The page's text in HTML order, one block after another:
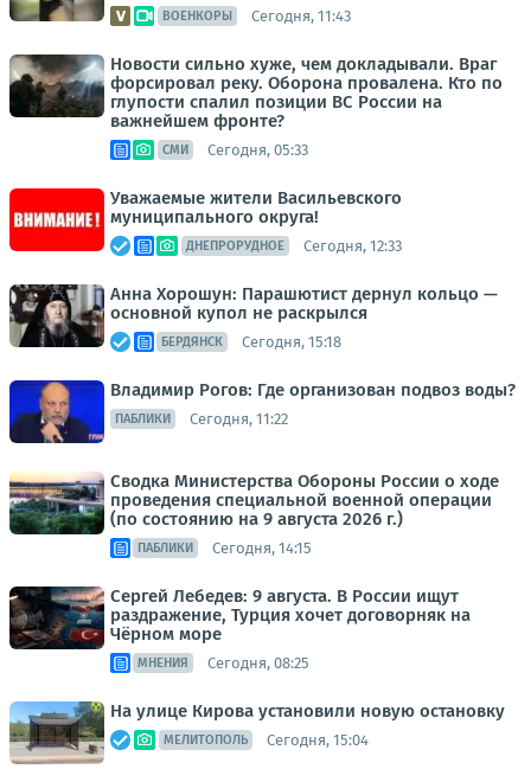
ВОЕНКОРЫ Сегодня, 11:43
Новости сильно хуже, чем докладывали. Враг
форсировал реку. Оборона провалена. Кто по
глупости спалил позиции ВС России на
важнейшем фронте?
СМИ Сегодня, 05:33
Уважаемые жители Васильевского
муниципального округа!
ДНЕПРОРУДНОЕ Сегодня, 12:33
Анна Хорошун: Парашютист дернул кольцо —
основной купол не раскрылся
БЕРДЯНСК Сегодня, 15:18
Владимир Рогов: Где организован подвоз воды?
ПАБЛИКИ Сегодня, 11:22
Сводка Министерства Обороны России о ходе
проведения специальной военной операции
(по состоянию на 9 августа 2026 г.)
ПАБЛИКИ Сегодня, 14:15
Сергей Лебедев: 9 августа. В России ищут
раздражение, Турция хочет договорняк на
Чёрном море
МНЕНИЯ Сегодня, 08:25
На улице Кирова установили новую остановку
МЕЛИТОПОЛЬ Сегодня, 15:04